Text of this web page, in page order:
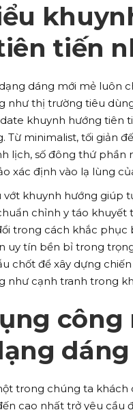
tiến
dáng mới mẻ luôn
như thị trường tiêu
khuynh hướng tiên
Từ minimalist, tối giản
lịch, số đông thứ phần
xác định vào lạ lùng
vớt khuynh hướng giúp
chỉnh y táo
trong cách khắc
uy tín bền bỉ trong
chốt để xây dựng
như cạnh tranh trong
dáng
trong chúng ta
cao nhất trở yêu cầu